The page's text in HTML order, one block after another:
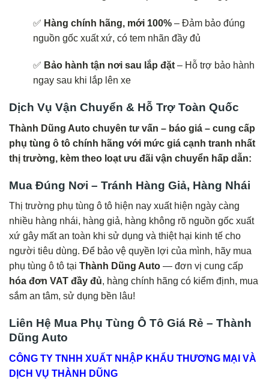
✅ Hàng chính hãng, mới 100% – Đảm bảo đúng
nguồn gốc xuất xứ, có tem nhãn đầy đủ
✅ Bảo hành tận nơi sau lắp đặt – Hỗ trợ bảo hành
ngay sau khi lắp lên xe
Dịch Vụ Vận Chuyển & Hỗ Trợ Toàn Quốc
Thành Dũng Auto chuyên tư vấn – báo giá – cung cấp
phụ tùng ô tô chính hãng với mức giá cạnh tranh nhất
thị trường, kèm theo loạt ưu đãi vận chuyển hấp dẫn:
Mua Đúng Nơi – Tránh Hàng Giả, Hàng Nhái
Thị trường phụ tùng ô tô hiện nay xuất hiện ngày càng
nhiều hàng nhái, hàng giả, hàng không rõ nguồn gốc xuất
xứ gây mất an toàn khi sử dụng và thiệt hại kinh tế cho
người tiêu dùng. Để bảo vệ quyền lợi của mình, hãy mua
phụ tùng ô tô tại Thành Dũng Auto — đơn vị cung cấp
hóa đơn VAT đầy đủ, hàng chính hãng có kiểm định, mua
sắm an tâm, sử dụng bền lâu!
Liên Hệ Mua Phụ Tùng Ô Tô Giá Rẻ – Thành
Dũng Auto
CÔNG TY TNHH XUẤT NHẬP KHẨU THƯƠNG MẠI VÀ
DỊCH VỤ THÀNH DŨNG